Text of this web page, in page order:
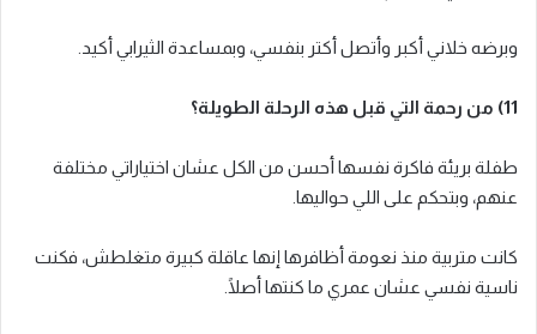
وبرضه خلاني أكبر وأتصل أكتر بنفسي، وبمساعدة الثيرابي أكيد.
11) من رحمة التي قبل هذه الرحلة الطويلة؟
طفلة بريئة فاكرة نفسها أحسن من الكل عشان اختياراتي مختلفة
عنهم، وبتحكم على اللي حواليها.
كانت متربية منذ نعومة أظافرها إنها عاقلة كبيرة متغلطش، فكنت
ناسية نفسي عشان عمري ما كنتها أصلًا.